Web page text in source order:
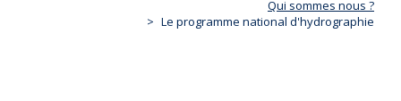
Qui sommes nous ?
Le programme national d'hydrographie